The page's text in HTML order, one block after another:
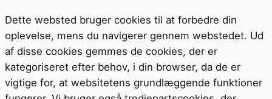
Dette websted bruger cookies til at forbedre din
oplevelse, mens du navigerer gennem webstedet. Ud
af disse cookies gemmes de cookies, der er
kategoriseret efter behov, i din browser, da de er
vigtige for, at websitetens grundlæggende funktioner